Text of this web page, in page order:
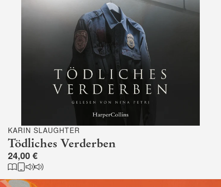
KARIN SLAUGHTER
Tödliches Verderben
24,00 €